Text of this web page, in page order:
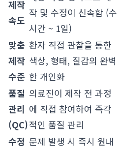
제작
속도
작 및 수정이 신속함 (수
시간 ~ 1일)
맞춤
제작
수준
환자 직접 관찰을 통한
색상, 형태, 질감의 완벽
한 개인화
품질
관리
(QC)
의료진이 제작 전 과정
에 직접 참여하여 즉각
적인 품질 관리
수정 문제 발생 시 즉시 원내